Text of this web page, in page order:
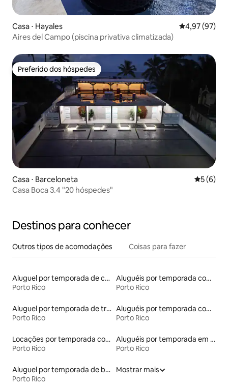
Casa ⋅ Hayales 4,97 de uma
4,97 (97)
Aires del Campo (piscina privativa climatizada)
Preferido dos hóspedes
Preferido dos hóspedes
Casa ⋅ Barceloneta 5 de
5 (6)
Casa Boca 3.4 "20 hóspedes"
Destinos para conhecer
Outros tipos de acomodações Coisas para fazer
Aluguel por temporada de contêineres
Porto Rico
Aluguéis por temporada com acesso à praia
Porto Rico
Aluguel por temporada de trailers
Porto Rico
Aluguéis por temporada com sauna
Porto Rico
Locações por temporada com piscina
Porto Rico
Aluguéis por temporada em albergue
Porto Rico
Aluguel por temporada de barcos
Porto Rico
Mostrar mais